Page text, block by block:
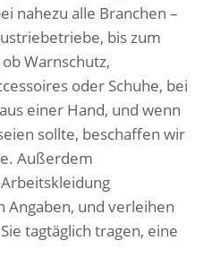
nahezu alle Branchen –
bis zum
Warnschutz,
oder Schuhe, bei
einer Hand, und wenn
sollte, beschaffen wir
Außerdem
und verleihen
tagtäglich tragen, eine